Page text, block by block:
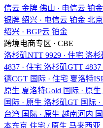
信云 金牌 佛山 · 电信云 铂金
银牌 绍兴 · 电信云 铂金 北
绍兴 · BGP云 铂金
跨境电商专区 · CBE
洛杉矶NTT 9929 · 住宅 洛杉
4837 · 住宅 洛杉矶GTT 4837
德CGT 国际 · 住宅 夏洛特
原生 夏洛特Gold 国际 · 原生
国际 · 原生 洛杉矶GT 国际
台湾 国际 · 原生 越南河内
本东京 住宅 / 原生 马来西亚